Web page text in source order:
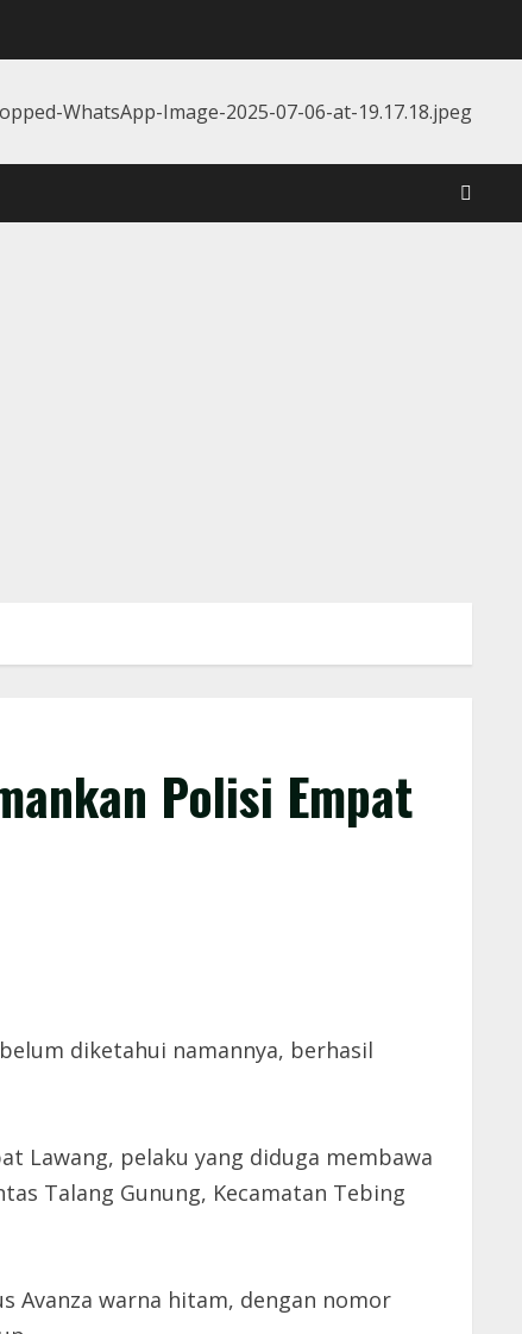
Polisi Empat
diketahui namannya, berhasil
Lawang, pelaku yang diduga membawa
Talang Gunung, Kecamatan Tebing
Avanza warna hitam, dengan nomor